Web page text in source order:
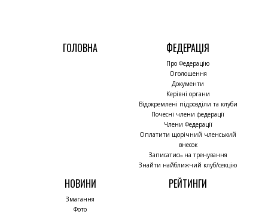
ГОЛОВНА ФЕДЕРАЦІЯ
Про Федерацію
Оголошення
Документи
Керівні органи
Відокремлені підрозділи та клуби
Почесні члени федерації
Члени Федерації
Оплатити щорічний членський
внесок
Записатись на тренування
Знайти найближчий клуб/секцію
НОВИНИ
Змагання
Фото
РЕЙТИНГИ